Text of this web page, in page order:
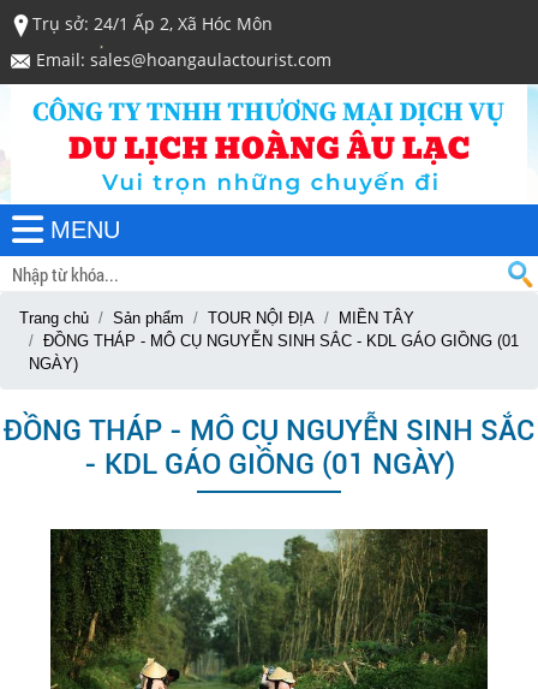
Trụ sở: 24/1 Ấp 2, Xã Hóc Môn
Email: sales@hoangaulactourist.com
MENU
Trang chủ Sản phẩm TOUR NỘI ĐỊA
MIỀN TÂY
ĐỒNG THÁP - MÔ CỤ NGUYỄN SINH SẮC - KDL GÁO GIỒNG (01
NGÀY)
ĐỒNG THÁP - MÔ CỤ NGUYỄN SINH SẮC
- KDL GÁO GIỒNG (01 NGÀY)